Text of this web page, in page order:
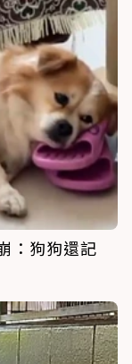
：狗狗還記